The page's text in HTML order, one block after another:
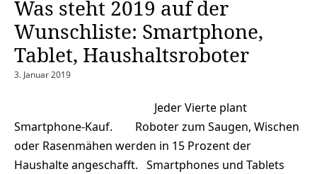
Was steht 2019 auf der
Wunschliste: Smartphone,
Tablet, Haushaltsroboter
3. Januar 2019
Jeder Vierte plant
Smartphone-Kauf. Roboter zum Saugen, Wischen
oder Rasenmähen werden in 15 Prozent der
Haushalte angeschafft. Smartphones und Tablets